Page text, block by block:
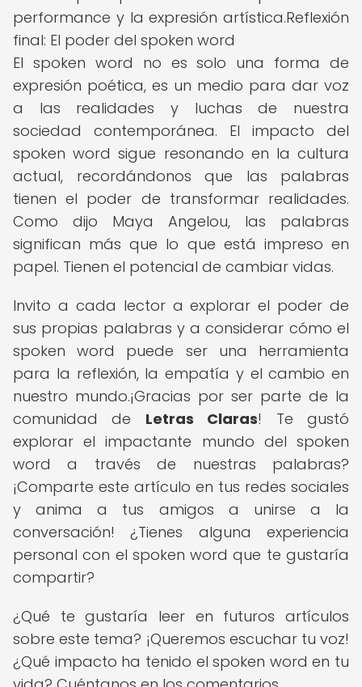
performance y la expresión artística.Reflexión
final: El poder del spoken word
El spoken word no es solo una forma de
expresión poética, es un medio para dar voz
a las realidades y luchas de nuestra
sociedad contemporánea. El impacto del
spoken word sigue resonando en la cultura
actual, recordándonos que las palabras
tienen el poder de transformar realidades.
Como dijo Maya Angelou, las palabras
significan más que lo que está impreso en
papel. Tienen el potencial de cambiar vidas.
Invito a cada lector a explorar el poder de
sus propias palabras y a considerar cómo el
spoken word puede ser una herramienta
para la reflexión, la empatía y el cambio en
nuestro mundo.¡Gracias por ser parte de la
comunidad de Letras Claras! Te gustó
explorar el impactante mundo del spoken
word a través de nuestras palabras?
¡Comparte este artículo en tus redes sociales
y anima a tus amigos a unirse a la
conversación! ¿Tienes alguna experiencia
personal con el spoken word que te gustaría
compartir?
¿Qué te gustaría leer en futuros artículos
sobre este tema? ¡Queremos escuchar tu voz!
¿Qué impacto ha tenido el spoken word en tu